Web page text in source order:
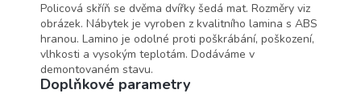
Policová skříň se dvěma dvířky šedá mat. Rozměry viz
obrázek. Nábytek je vyroben z kvalitního lamina s ABS
hranou. Lamino je odolné proti poškrábání, poškození,
vlhkosti a vysokým teplotám. Dodáváme v
demontovaném stavu.
Doplňkové parametry